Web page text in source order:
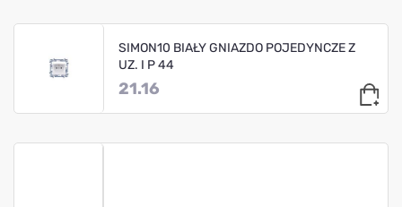
SIMON10 BIAŁY GNIAZDO POJEDYNCZE Z
UZ. I P 44
21.16